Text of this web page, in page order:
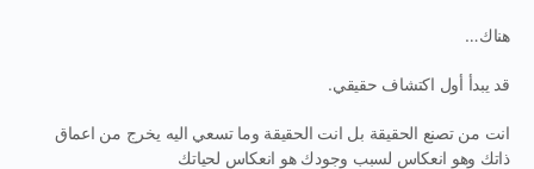
هناك…
قد يبدأ أول اكتشاف حقيقي.
انت من تصنع الحقيقة بل انت الحقيقة وما تسعي اليه يخرج من اعماق
ذاتك وهو انعكاس لسبب وجودك هو انعكاس لحياتك